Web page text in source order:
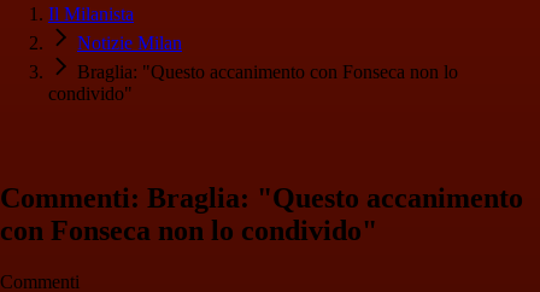
Il Milanista
Notizie Milan
Braglia: "Questo accanimento con Fonseca non lo
condivido"
Commenti: Braglia: "Questo accanimento
con Fonseca non lo condivido"
Commenti